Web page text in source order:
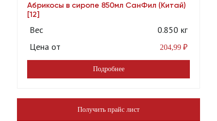
Абрикосы в сиропе 850мл СанФил (Китай)
[12]
Вес
0.850 кг
Цена от
204,99 ₽
Подробнее
Получить прайс лист